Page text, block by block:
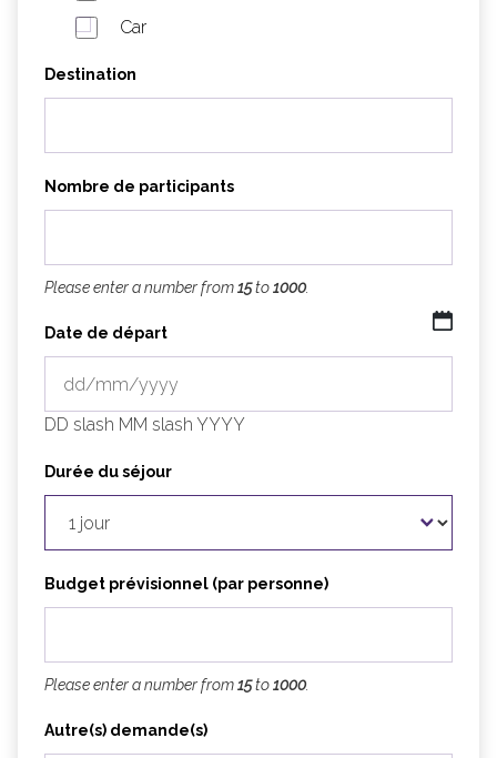
Car
Destination
Nombre de participants
Please enter a number from15to1000.
Date de départ
DD slash MM slash YYYY
Durée du séjour
Budget prévisionnel (par personne)
Please enter a number from15to1000.
Autre(s) demande(s)